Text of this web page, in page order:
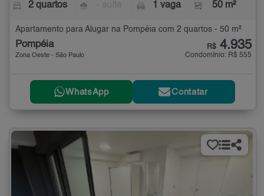
2 quartos 1 vaga 50 m²
Apartamento para Alugar na Pompéia com 2 quartos - 50 m²
Pompéia
Zona Oeste - São Paulo
R$ 4.935
Condomínio: R$ 555
WhatsApp Contatar